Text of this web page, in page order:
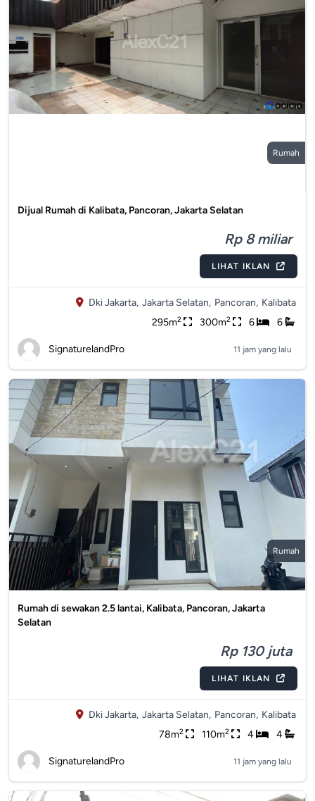
Rumah
Dijual Rumah di Kalibata, Pancoran, Jakarta Selatan
Rp 8 miliar
LIHAT IKLAN
Dki Jakarta, Jakarta Selatan, Pancoran, Kalibata
295m2 300m2 6 6
SignaturelandPro 11 jam yang lalu
Rumah
Rumah di sewakan 2.5 lantai, Kalibata, Pancoran, Jakarta
Selatan
Rp 130 juta
LIHAT IKLAN
Dki Jakarta, Jakarta Selatan, Pancoran, Kalibata
78m2 110m2 4 4
SignaturelandPro 11 jam yang lalu